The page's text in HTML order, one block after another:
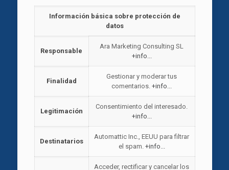
Información básica sobre protección de
datos
Responsable
Ara Marketing Consulting SL
+info...
Finalidad
Gestionar y moderar tus
comentarios. +info...
Legitimación
Consentimiento del interesado.
+info...
Destinatarios
Automattic Inc., EEUU para filtrar
el spam. +info...
Acceder, rectificar y cancelar los